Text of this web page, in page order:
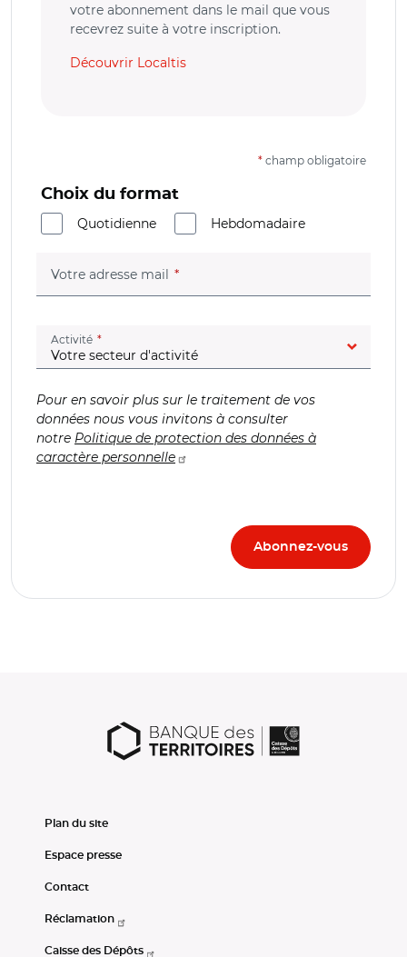
votre abonnement dans le mail que vous
recevrez suite à votre inscription.
Découvrir Localtis
* champ obligatoire
Choix du format
Quotidienne
Hebdomadaire
Votre adresse mail (champ obligatoire)
Activité (champ obligatoire)
Pour en savoir plus sur le traitement de vos
données nous vous invitons à consulter
notre Politique de protection des données à
caractère personnelle
Plan du site
Espace presse
Contact
Réclamation
Caisse des Dépôts